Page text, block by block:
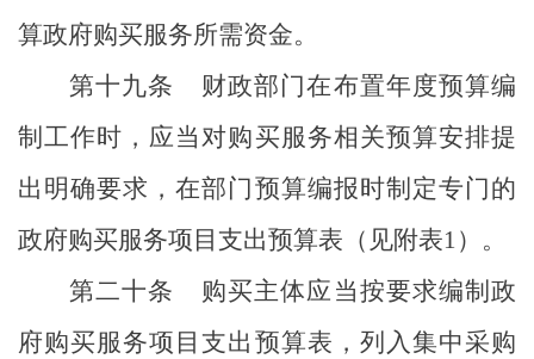
算政府购买服务所需资金。
第十九条
财政部门在布置年度预算编
制工作时，应当对购买服务相关预算安排提
出明确要求，在部门预算编报时制定专门的
政府购买服务项目支出预算表（见附表1）。
第二十条
购买主体应当按要求编制政
府购买服务项目支出预算表，列入集中采购